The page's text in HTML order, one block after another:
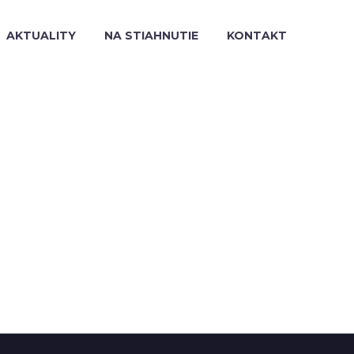
AKTUALITY NA STIAHNUTIE KONTAKT